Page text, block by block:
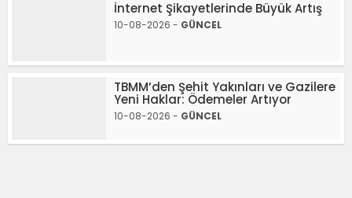
İnternet Şikayetlerinde Büyük Artış
10-08-2026 - GÜNCEL
TBMM’den Şehit Yakınları ve Gazilere
Yeni Haklar: Ödemeler Artıyor
10-08-2026 - GÜNCEL